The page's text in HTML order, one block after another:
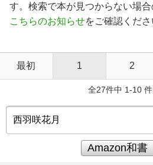
す。検索で本が見つからない場
こちらのお知らせをご確認くださ
最初 1 2
全27件中 1-10